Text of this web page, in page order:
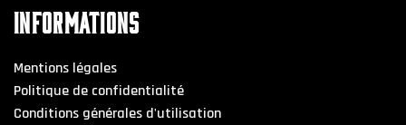
INFORMATIONS
Mentions légales
Politique de confidentialité
Conditions générales d'utilisation